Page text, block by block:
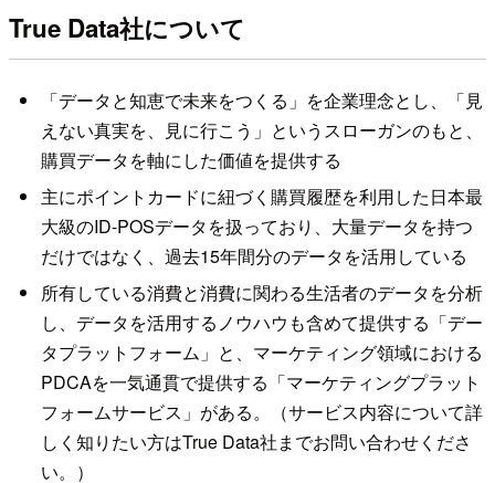
True Data社について
「データと知恵で未来をつくる」を企業理念とし、「見
えない真実を、見に行こう」というスローガンのもと、
購買データを軸にした価値を提供する
主にポイントカードに紐づく購買履歴を利用した日本最
大級のID-POSデータを扱っており、大量データを持つ
だけではなく、過去15年間分のデータを活用している
所有している消費と消費に関わる生活者のデータを分析
し、データを活用するノウハウも含めて提供する「デー
タプラットフォーム」と、マーケティング領域における
PDCAを一気通貫で提供する「マーケティングプラット
フォームサービス」がある。（サービス内容について詳
しく知りたい方はTrue Data社までお問い合わせくださ
い。）